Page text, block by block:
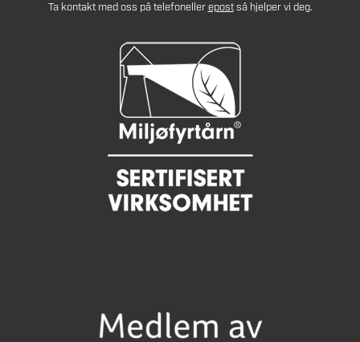
Ta kontakt med oss på telefonellerepostså hjelper vi deg.